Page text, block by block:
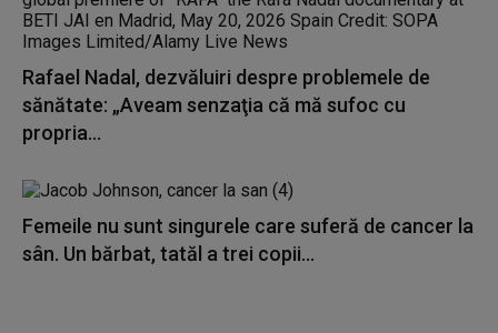
Rafael Nadal, dezvăluiri despre problemele de
sănătate: „Aveam senzaţia că mă sufoc cu
propria...
Femeile nu sunt singurele care suferă de cancer la
sân. Un bărbat, tatăl a trei copii...